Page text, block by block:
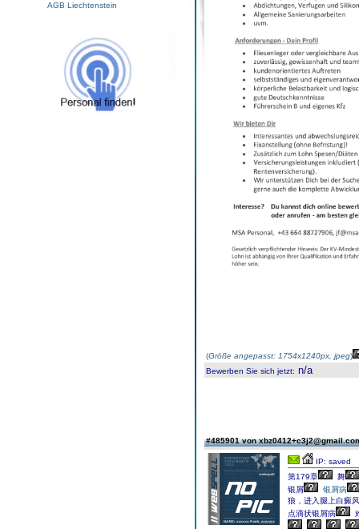
AGB Liechtenstein
(Größe angepasst: 1754x1240px, jpeg)
Bewerben Sie sich jetzt: n/a
#485901 von
IP: saved
第179章
舞
银屑
银屑病
狼，进入腿上白癜
点滴状银屑病